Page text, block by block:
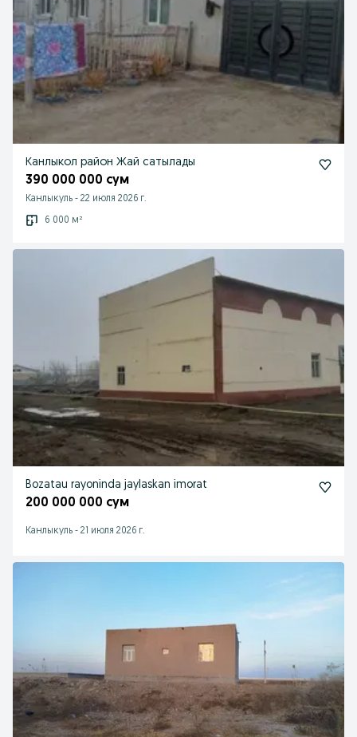
Канлыкол район Жай сатылады
390 000 000 сум
Канлыкуль - 22 июля 2026 г.
6 000 м²
Bozatau rayoninda jaylaskan imorat
200 000 000 сум
Канлыкуль - 21 июля 2026 г.